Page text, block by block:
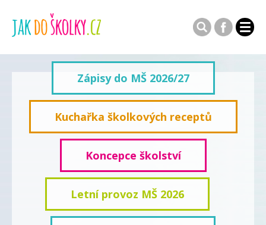
Zápisy do MŠ 2026/27
Kuchařka školkových receptů
Koncepce školství
Letní provoz MŠ 2026